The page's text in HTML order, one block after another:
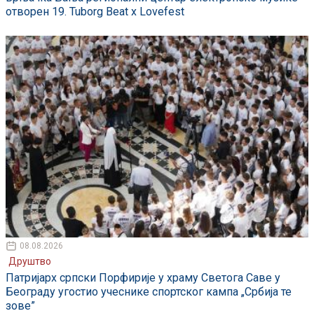
отворен 19. Tuborg Beat x Lovefest
08.08.2026
Друштво
Патријарх српски Порфирије у храму Светога Саве у
Београду угостио учеснике спортског кампа „Србија те
зове”